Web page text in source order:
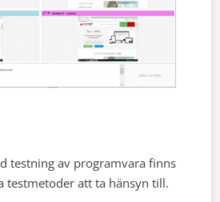
testning av programvara finns
testmetoder att ta hänsyn till.